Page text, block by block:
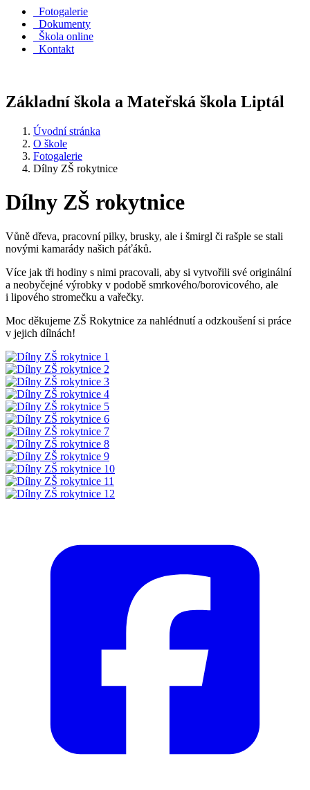
Fotogalerie
Dokumenty
Škola online
Kontakt
Základní škola a Mateřská škola Liptál
Úvodní stránka
O škole
Fotogalerie
Dílny ZŠ rokytnice
Dílny ZŠ rokytnice
Vůně dřeva, pracovní pilky, brusky, ale i šmirgl či rašple se stali
novými kamarády našich páťáků.
Více jak tři hodiny s nimi pracovali, aby si vytvořili své originální
a neobyčejné výrobky v podobě smrkového/borovicového, ale
i lipového stromečku a vařečky.
Moc děkujeme ZŠ Rokytnice za nahlédnutí a odzkoušení si práce
v jejich dílnách!